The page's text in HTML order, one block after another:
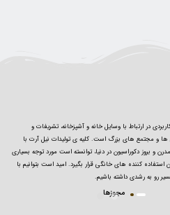
در ارتباط با وسایل خانه و آشپزخانه، تشریفات و
ها و مجتمع های بزرگ است. کلیه ی تولیدات نیل آرت با
و بروز دکوراسیون در دنیا، توانسته است مورد توجه بسیاری
کننده های خانگی قرار بگیرد. امید است بتوانیم با
رو به رشدی داشته باشیم.
مجوزها